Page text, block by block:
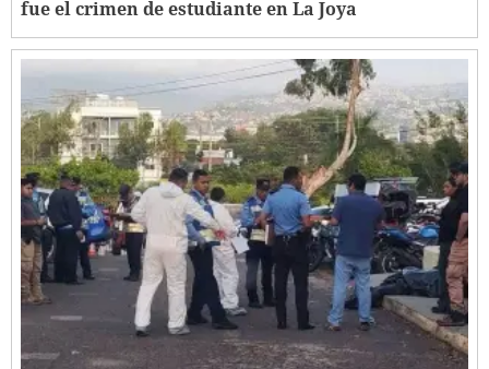
fue el crimen de estudiante en La Joya